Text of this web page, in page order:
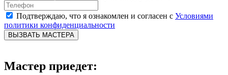
Подтверждаю, что я ознакомлен и согласен с Условиями
политики конфиденциальности
ВЫЗВАТЬ МАСТЕРА
Мастер приедет: